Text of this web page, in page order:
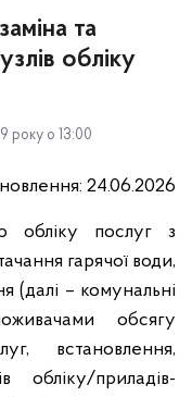
та
обліку
року о 13:00
24.06.2026
обліку послуг з
гарячої води,
(далі – комунальні
обсягу
встановлення,
обліку/приладів-